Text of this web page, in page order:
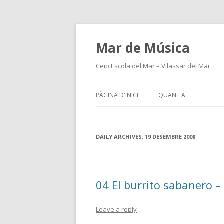
Mar de Música
Ceip Escola del Mar – Vilassar del Mar
PÀGINA D'INICI QUANT A
DAILY ARCHIVES: 19 DESEMBRE 2008
04 El burrito sabanero
Leave a reply